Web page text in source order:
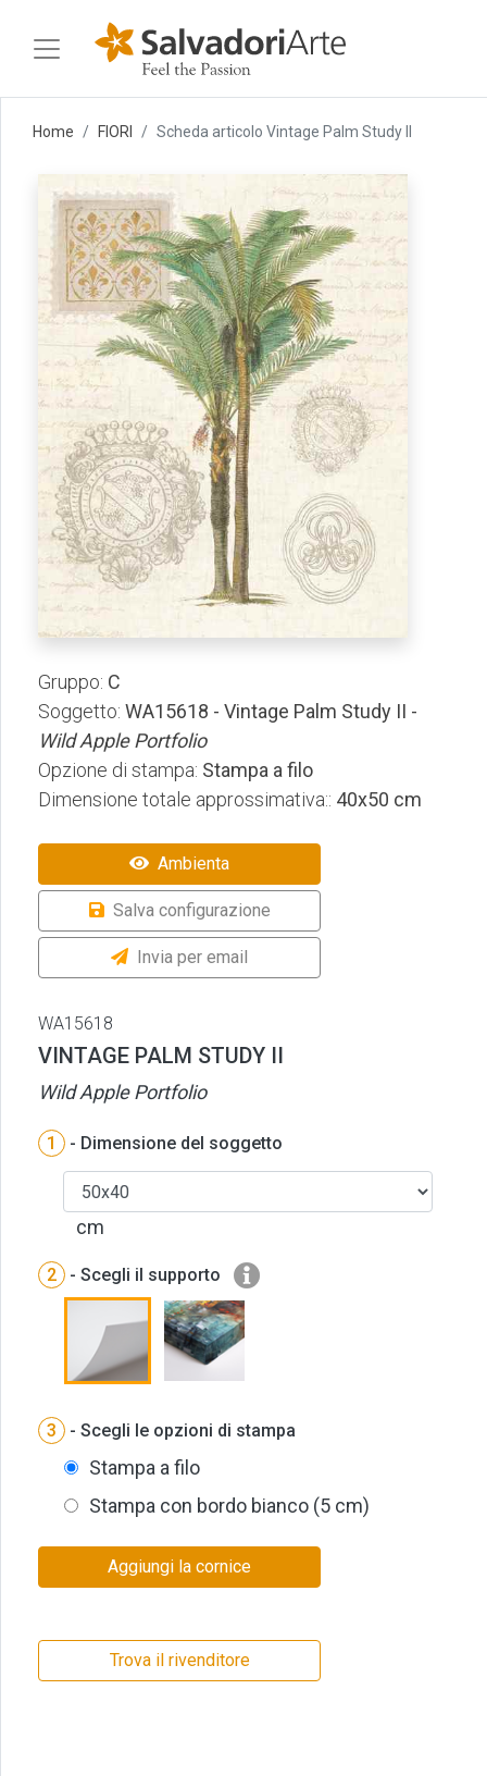
Home FIORI Scheda articolo Vintage Palm Study II
Gruppo: C
Soggetto: WA15618 - Vintage Palm Study II -
Wild Apple Portfolio
Opzione di stampa: Stampa a filo
Dimensione totale approssimativa:: 40x50 cm
Ambienta
Salva configurazione
Invia per email
WA15618
VINTAGE PALM STUDY II
Wild Apple Portfolio
1 - Dimensione del soggetto
cm
2 - Scegli il supporto
3 - Scegli le opzioni di stampa
Stampa a filo
Stampa con bordo bianco (5 cm)
Aggiungi la cornice
Trova il rivenditore